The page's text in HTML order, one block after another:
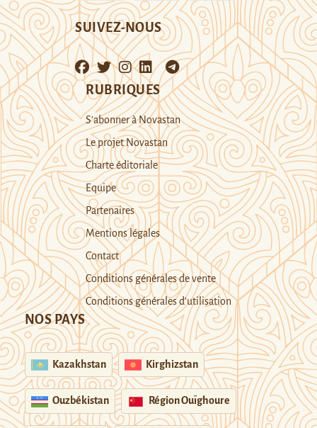
SUIVEZ-NOUS
RUBRIQUES
S’abonner à Novastan
Le projet Novastan
Charte éditoriale
Equipe
Partenaires
Mentions légales
Contact
Conditions générales de vente
Conditions générales d’utilisation
NOS PAYS
Kazakhstan Kirghizstan
Ouzbékistan Région Ouïghoure